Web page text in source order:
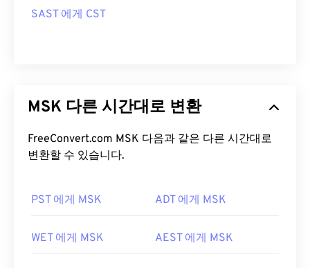
SAST 에게 CST
MSK 다른 시간대로 변환
FreeConvert.com MSK 다음과 같은 다른 시간대로
변환할 수 있습니다.
PST 에게 MSK ADT 에게 MSK
WET 에게 MSK AEST 에게 MSK